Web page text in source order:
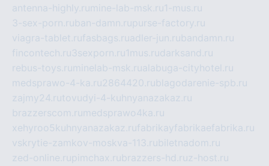
antenna-highly.ru mine-lab-msk.ru1-mus.ru
3-sex-porn.ruban-damn.rupurse-factory.ru
viagra-tablet.rufasbags.ruadler-jun.rubandamn.ru
fincontech.ru3sexporn.ru1mus.rudarksand.ru
rebus-toys.ru minelab-msk.rualabuga-cityhotel.ru
medsprawo-4-ka.ru2864420.rublagodarenie-spb.ru
zajmy24.rutovudyi-4-kuhnyanazakaz.ru
brazzerscom.ru medsprawo4ka.ru
xehyroo5kuhnyanazakaz.rufabrikayfabrikaefabrika.ru
vskrytie-zamkov-moskva-113.rubiletnadom.ru
zed-online.rupimchax.rubrazzers-hd.ruz-host.ru